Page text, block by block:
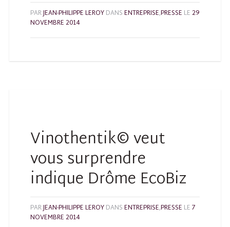
PARJEAN-PHILIPPE LEROYDANSENTREPRISE,PRESSE LE29
NOVEMBRE 2014
Vinothentik© veut
vous surprendre
indique Drôme EcoBiz
PARJEAN-PHILIPPE LEROYDANSENTREPRISE,PRESSE LE7
NOVEMBRE 2014